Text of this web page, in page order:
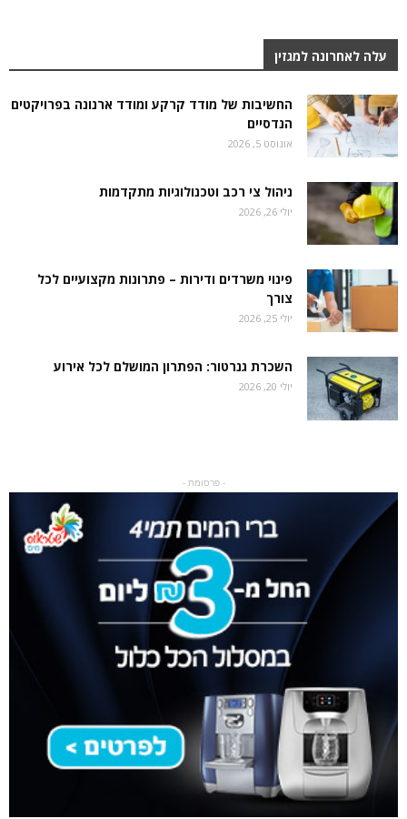
עלה לאחרונה למגזין
החשיבות של מודד קרקע ומודד ארנונה בפרויקטים
הנדסיים
אוגוסט 5, 2026
ניהול צי רכב וטכנולוגיות מתקדמות
יולי 26, 2026
פינוי משרדים ודירות – פתרונות מקצועיים לכל
צורך
יולי 25, 2026
השכרת גנרטור: הפתרון המושלם לכל אירוע
יולי 20, 2026
- פרסומת -